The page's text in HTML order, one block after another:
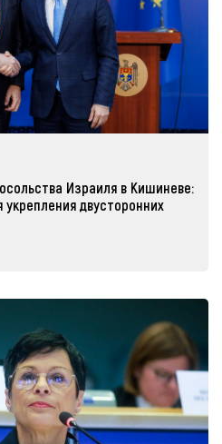
Израиля в Кишиневе:
двусторонних